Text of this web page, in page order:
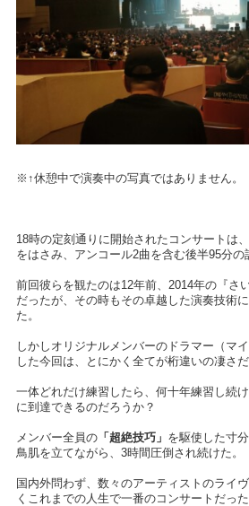
※↑休憩中で演奏中の写真ではありません。
18時の定刻通りに開始されたコンサートは
をはさみ、アンコール2曲を含む後半95分の
前回彼らを観たのは12年前、2014年の『さ
だったが、その時もその卓越した演奏技術
た。
しかしオリジナルメンバーのドラマー（マ
した今回は、とにかく全てが桁違いの凄さだ
一体どれだけ練習したら、何十年練習し続
に到達できるのだろうか？
メンバー全員の「超絶技巧」 を駆使した寸
鳥肌を立てながら、3時間圧倒され続けた。
国内外問わず、数々のアーティストのライ
くこれまでの人生で一番のコンサートだった